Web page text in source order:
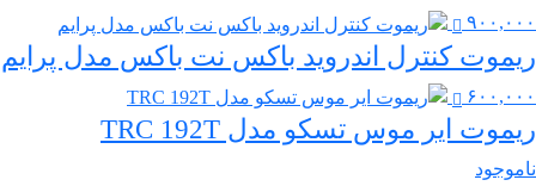
۹۰۰,۰۰۰
ریموت کنترل اندروید باکس نت باکس مدل پرایم
۶۰۰,۰۰۰
ریموت ایر موس تسکو مدل TRC 192T
ناموجود